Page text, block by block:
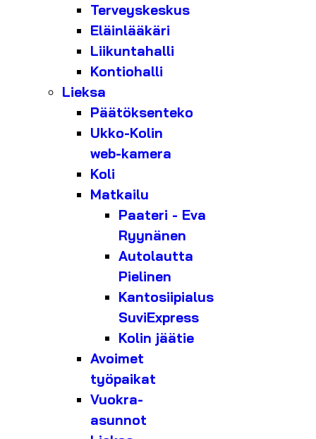
Terveyskeskus
Eläinlääkäri
Liikuntahalli
Kontiohalli
Lieksa
Päätöksenteko
Ukko-Kolin
web-kamera
Koli
Matkailu
Paateri - Eva
Ryynänen
Autolautta
Pielinen
Kantosiipialus
SuviExpress
Kolin jäätie
Avoimet
työpaikat
Vuokra-
asunnot